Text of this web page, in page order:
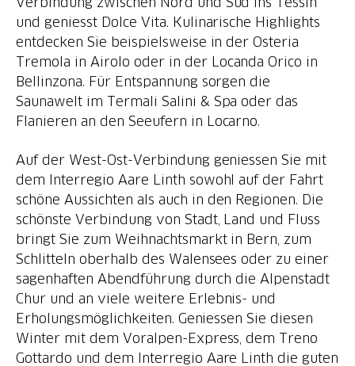
und geniesst Dolce Vita. Kulinarische Highlights
entdecken Sie beispielsweise in der Osteria
Tremola in Airolo oder in der Locanda Orico in
Bellinzona. Für Entspannung sorgen die
Saunawelt im Termali Salini & Spa oder das
Flanieren an den Seeufern in Locarno.
Auf der West-Ost-Verbindung geniessen Sie mit
dem Interregio Aare Linth sowohl auf der Fahrt
schöne Aussichten als auch in den Regionen. Die
schönste Verbindung von Stadt, Land und Fluss
bringt Sie zum Weihnachtsmarkt in Bern, zum
Schlitteln oberhalb des Walensees oder zu einer
sagenhaften Abendführung durch die Alpenstadt
Chur und an viele weitere Erlebnis- und
Erholungsmöglichkeiten. Geniessen Sie diesen
Winter mit dem Voralpen-Express, dem Treno
Gottardo und dem Interregio Aare Linth die guten